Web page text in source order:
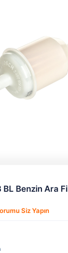
BL Benzin Ara
Siz Yapın